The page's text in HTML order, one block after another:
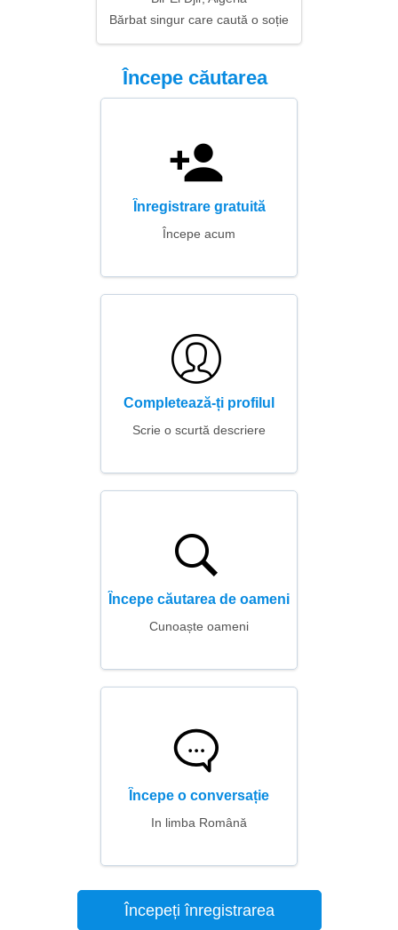
Bărbat singur care caută o soție
Începe căutarea
Înregistrare gratuită
Începe acum
Completează-ți profilul
Scrie o scurtă descriere
Începe căutarea de oameni
Cunoaște oameni
Începe o conversație
In limba Română
Începeți înregistrarea